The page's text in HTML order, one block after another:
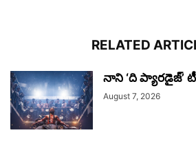
RELATED
నాని ‘ది ప్యారడైజ్’
August 7, 2026